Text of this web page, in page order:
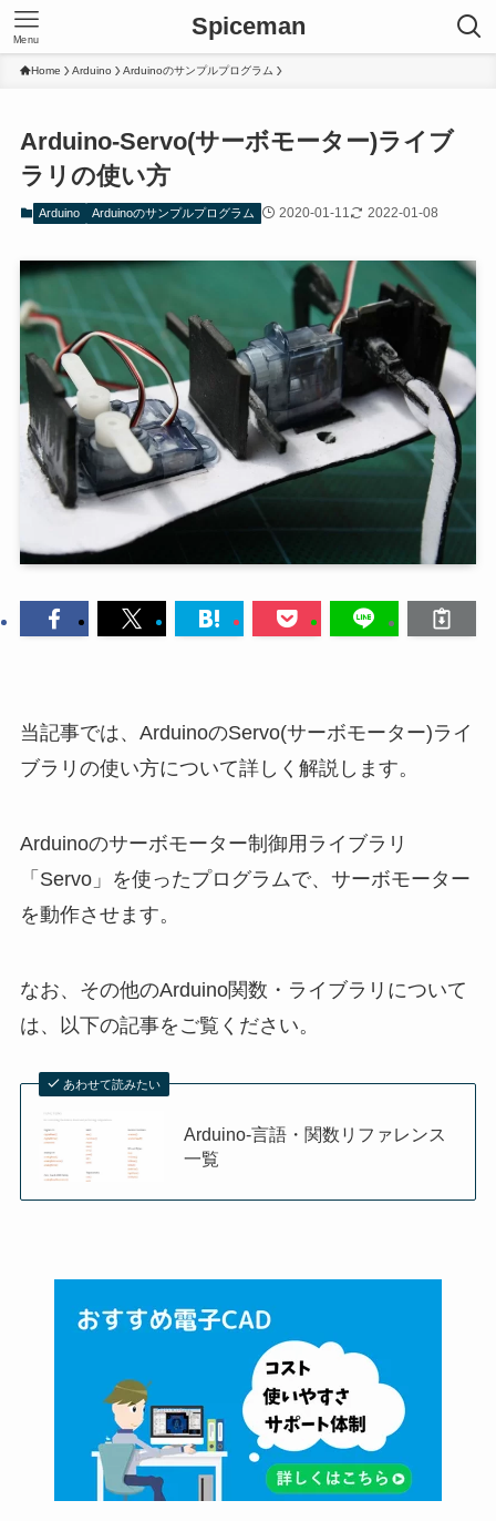
Spiceman
Menu
Home Arduino Arduinoのサンプルプログラム
Arduino-Servo(サーボモーター)ライブ
ラリの使い方
Arduino Arduinoのサンプルプログラム 2020-01-11 2022-01-08
当記事では、ArduinoのServo(サーボモーター)ライ
ブラリの使い方について詳しく解説します。
Arduinoのサーボモーター制御用ライブラリ
「Servo」を使ったプログラムで、サーボモーター
を動作させます。
なお、その他のArduino関数・ライブラリについて
は、以下の記事をご覧ください。
あわせて読みたい
Arduino-言語・関数リファレンス
一覧